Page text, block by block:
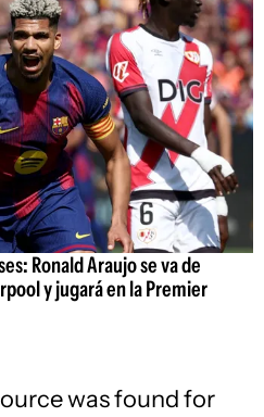
Ronald Araujo se va de
y jugará en la Premier
was found for